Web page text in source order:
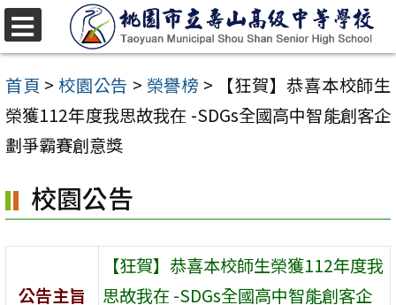
跳
至
主
要
內
區
首頁 > 校園公告 > 榮譽榜 >
【狂賀】恭喜本校師生
榮獲112年度我思故我在 -SDGs全國高中智能創客企
劃爭霸賽創意獎
校園公告
公告主旨
【狂賀】恭喜本校師生榮獲112年度我
思故我在 -SDGs全國高中智能創客企
選
單